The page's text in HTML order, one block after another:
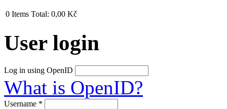
0 Items Total: 0,00 Kč
User login
Log in using OpenID
What is OpenID?
Username *